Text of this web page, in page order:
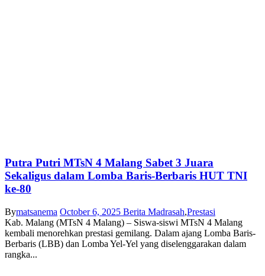
Putra Putri MTsN 4 Malang Sabet 3 Juara
Sekaligus dalam Lomba Baris-Berbaris HUT TNI
ke-80
Bymatsanema October 6, 2025 Berita Madrasah,Prestasi
Kab. Malang (MTsN 4 Malang) – Siswa-siswi MTsN 4 Malang
kembali menorehkan prestasi gemilang. Dalam ajang Lomba Baris-
Berbaris (LBB) dan Lomba Yel-Yel yang diselenggarakan dalam
rangka...